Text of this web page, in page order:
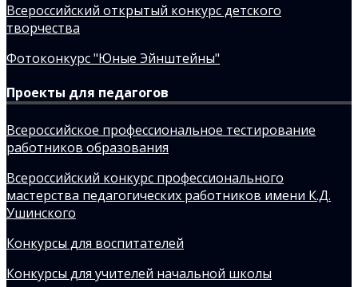
Всероссийский открытый конкурс детского
творчества
Фотоконкурс "Юные Эйнштейны"
Проекты для педагогов
Всероссийское профессиональное тестирование
работников образования
Всероссийский конкурс профессионального
мастерства педагогических работников имени К.Д.
Ушинского
Конкурсы для воспитателей
Конкурсы для учителей начальной школы